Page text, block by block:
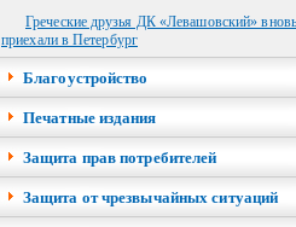
Греческие друзья ДК «Левашовский» вновь
приехали в Петербург
Благоустройство
Печатные издания
Защита прав потребителей
Защита от чрезвычайных ситуаций